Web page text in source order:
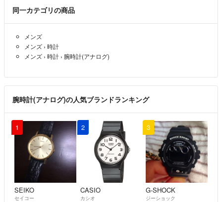
同一カテゴリの商品
メンズ
メンズ › 時計
メンズ › 時計 › 腕時計(アナログ)
腕時計(アナログ)の人気ブランドランキング
1
SEIKO
セイコー
2
CASIO
カシオ
3
G-SHOCK
ジーショック